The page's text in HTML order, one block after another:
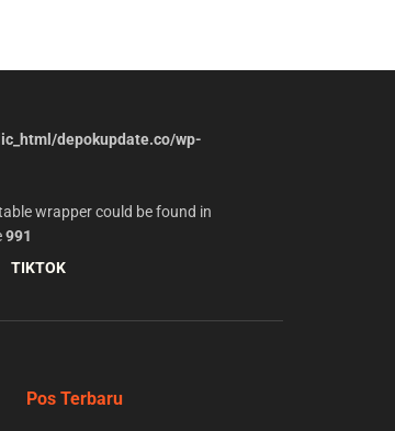
depokupdate.co/wp-
wrapper could be found in
991
TIKTOK
Pos Terbaru